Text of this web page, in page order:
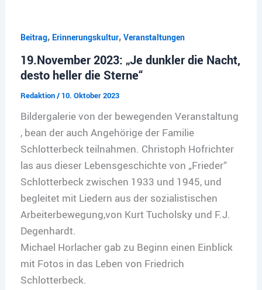
Beitrag, Erinnerungskultur, Veranstaltungen
19.November 2023: „Je dunkler die Nacht,
desto heller die Sterne“
Redaktion/ 10. Oktober 2023
Bildergalerie von der bewegenden Veranstaltung
, bean der auch Angehörige der Familie
Schlotterbeck teilnahmen. Christoph Hofrichter
las aus dieser Lebensgeschichte von „Frieder“
Schlotterbeck zwischen 1933 und 1945, und
begleitet mit Liedern aus der sozialistischen
Arbeiterbewegung,von Kurt Tucholsky und F.J.
Degenhardt.
Michael Horlacher gab zu Beginn einen Einblick
mit Fotos in das Leben von Friedrich
Schlotterbeck.